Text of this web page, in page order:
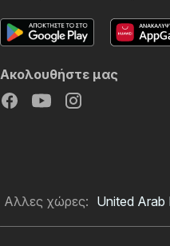
Ακολουθήστε μας
Αλλες χώρες: United Arab